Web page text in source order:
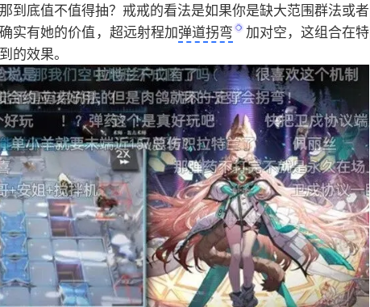
到底值不值得抽？戒戒的看法是如果你是缺大范围群法或者
实有她的价值，超远射程加弹道拐弯
加对空，这组合在特
的效果。